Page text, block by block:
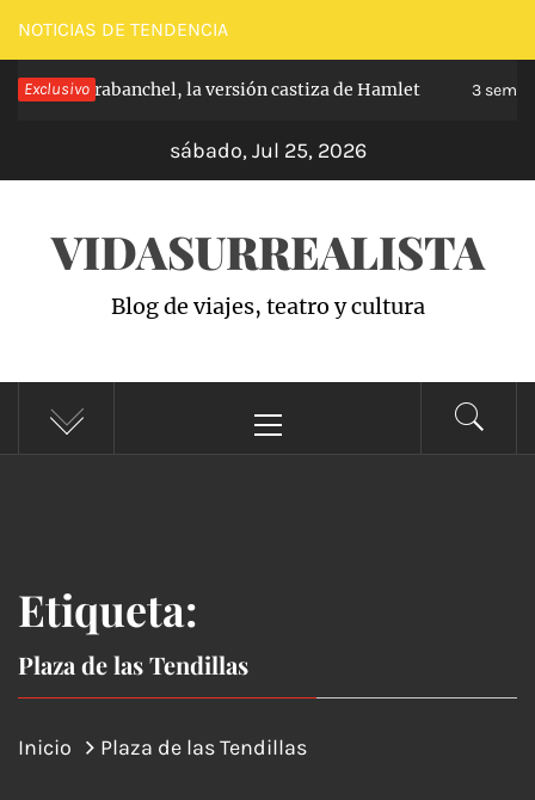
Saltar
al
contenido
NOTICIAS DE TENDENCIA
Exclusivo
de Carabanchel, la versión castiza de Hamlet 3
sábado, Jul 25, 2026
VIDASURREALISTA
Blog de viajes, teatro y cultura
principal
Etiqueta:
Plaza de las Tendillas
Inicio Plaza de las Tendillas